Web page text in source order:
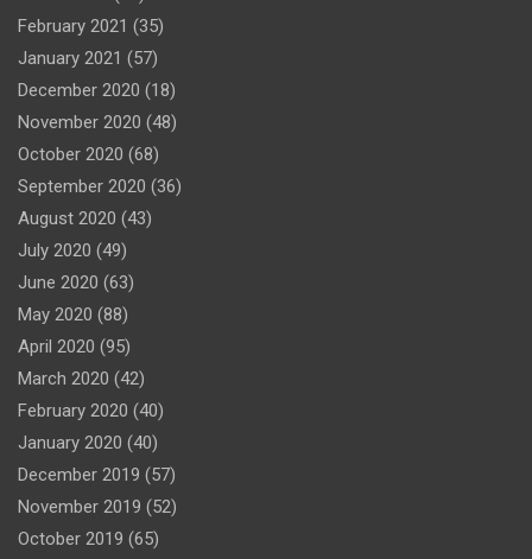
February 2021 (35)
January 2021 (57)
December 2020 (18)
November 2020 (48)
October 2020 (68)
September 2020 (36)
August 2020 (43)
July 2020 (49)
June 2020 (63)
May 2020 (88)
April 2020 (95)
March 2020 (42)
February 2020 (40)
January 2020 (40)
December 2019 (57)
November 2019 (52)
October 2019 (65)